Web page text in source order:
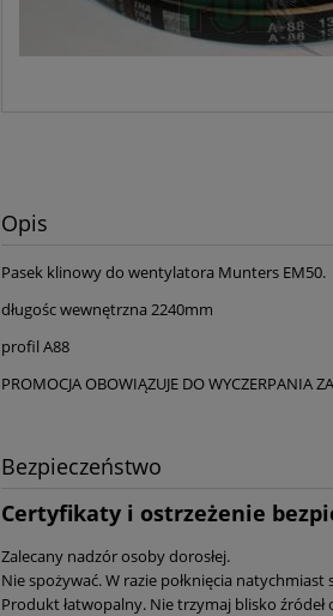
Opis
Pasek klinowy do wentylatora Munters EM50.
długośc wewnętrzna 2240mm
profil A88
PROMOCJA OBOWIĄZUJE DO WYCZERPANIA
Bezpieczeństwo
Certyfikaty i ostrzeżenie
Zalecany nadzór osoby dorosłej.
Nie spożywać. W razie połknięcia
Produkt łatwopalny. Nie trzymaj blisko źródeł